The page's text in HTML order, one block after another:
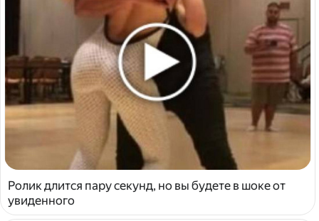
Ролик длится пару секунд, но вы будете в шоке от
увиденного